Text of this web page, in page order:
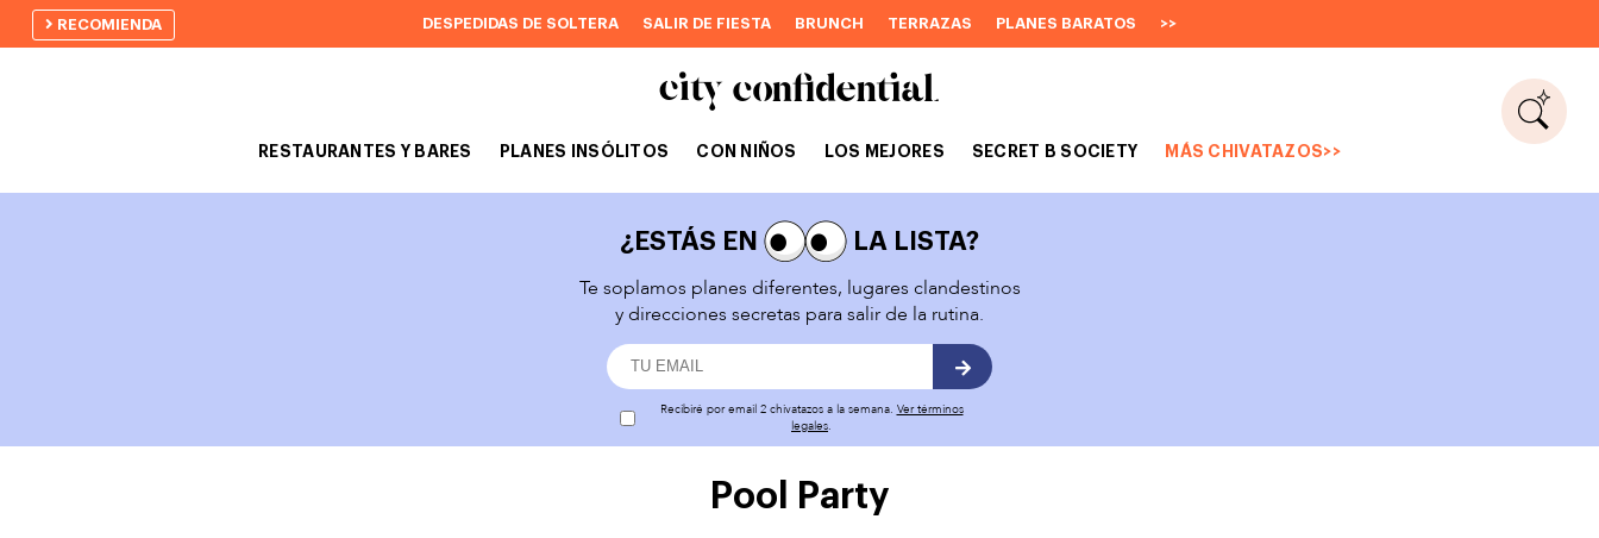
RECOMIENDA DESPEDIDAS DE SOLTERA SALIR DE FIESTA BRUNCH TERRAZAS PLANES BARATOS >>
RESTAURANTES Y BARES PLANES INSÓLITOS CON NIÑOS LOS MEJORES SECRET B SOCIETY MÁS CHIVATAZOS>>
¿ESTÁS EN
LA LISTA?
Te soplamos planes diferentes, lugares clandestinos
y direcciones secretas para salir de la rutina.
Recibiré por email 2 chivatazos a la semana. Ver términos
legales.
Pool Party